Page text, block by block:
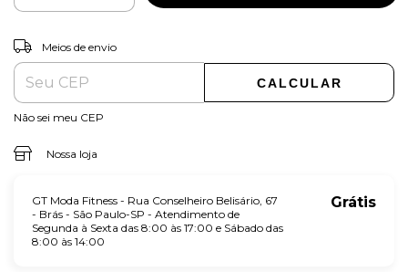
Entregas para o CEP:
Meios de envio
CALCULAR
Não sei meu CEP
Nossa loja
GT Moda Fitness - Rua Conselheiro Belisário, 67
- Brás - São Paulo-SP - Atendimento de
Segunda à Sexta das 8:00 às 17:00 e Sábado das
8:00 às 14:00
Grátis